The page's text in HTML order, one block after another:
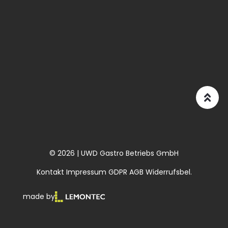
© 2026 | UWD Gastro Betriebs GmbH
Kontakt Impressum GDPR AGB Widerrufsbel.
made by